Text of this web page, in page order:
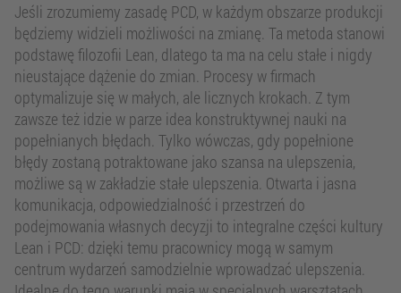
Jeśli zrozumiemy zasadę PCD, w każdym obszarze produkcji
będziemy widzieli możliwości na zmianę. Ta metoda stanowi
podstawę filozofii Lean, dlatego ta ma na celu stałe i nigdy
nieustające dążenie do zmian. Procesy w firmach
optymalizuje się w małych, ale licznych krokach. Z tym
zawsze też idzie w parze idea konstruktywnej nauki na
popełnianych błędach. Tylko wówczas, gdy popełnione
błędy zostaną potraktowane jako szansa na ulepszenia,
możliwe są w zakładzie stałe ulepszenia. Otwarta i jasna
komunikacja, odpowiedzialność i przestrzeń do
podejmowania własnych decyzji to integralne części kultury
Lean i PCD: dzięki temu pracownicy mogą w samym
centrum wydarzeń samodzielnie wprowadzać ulepszenia.